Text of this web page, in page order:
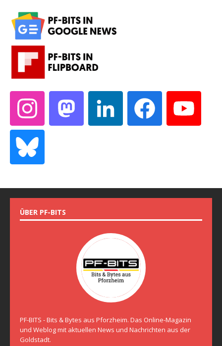
ÜBER PF-BITS
PF-BITS - Bits & Bytes aus Pforzheim. Das Online-Magazin
und Weblog mit aktuellen News und Nachrichten aus der
Goldstadt.